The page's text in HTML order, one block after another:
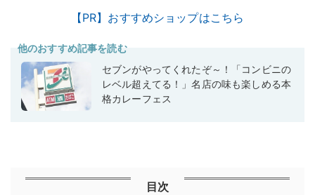
【PR】おすすめショップはこちら
他のおすすめ記事を読む
セブンがやってくれたぞ～！「コンビニの
レベル超えてる！」名店の味も楽しめる本
格カレーフェス
目次